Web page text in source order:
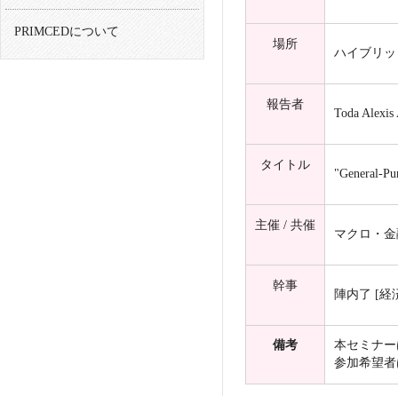
PRIMCEDについて
場所
ハイブリ
報告者
Toda
タイトル
"General-
主催 / 共催
マクロ・
幹事
陣内了 [経
備考
本セミナー
参加希望